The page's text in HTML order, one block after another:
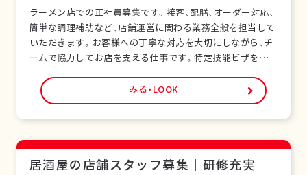
ラーメン店での正社員募集です。接客、配膳、オーダー対応、
簡単な調理補助など、店舗運営に関わる業務全般を担当して
いただきます。お客様への丁寧な対応を大切にしながら、チ
ームで協力してお店を支える仕事です。特定技能ビザをお持
す。未経験の方でも研修制度があり、日本の飲食サービスを
基礎から学べます。正社員として安定した雇用形態で、長期
的なキャリア形成が可能です。シフト制勤務で…
みる・LOOK
居酒屋の店舗スタッフ募集｜研修充実